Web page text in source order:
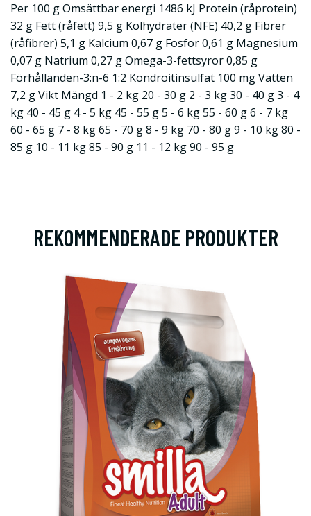
Per 100 g Omsättbar energi 1486 kJ Protein (råprotein)
32 g Fett (råfett) 9,5 g Kolhydrater (NFE) 40,2 g Fibrer
(råfibrer) 5,1 g Kalcium 0,67 g Fosfor 0,61 g Magnesium
0,07 g Natrium 0,27 g Omega-3-fettsyror 0,85 g
Förhållanden-3:n-6 1:2 Kondroitinsulfat 100 mg Vatten
7,2 g Vikt Mängd 1 - 2 kg 20 - 30 g 2 - 3 kg 30 - 40 g 3 - 4
kg 40 - 45 g 4 - 5 kg 45 - 55 g 5 - 6 kg 55 - 60 g 6 - 7 kg
60 - 65 g 7 - 8 kg 65 - 70 g 8 - 9 kg 70 - 80 g 9 - 10 kg 80 -
85 g 10 - 11 kg 85 - 90 g 11 - 12 kg 90 - 95 g
REKOMMENDERADE PRODUKTER